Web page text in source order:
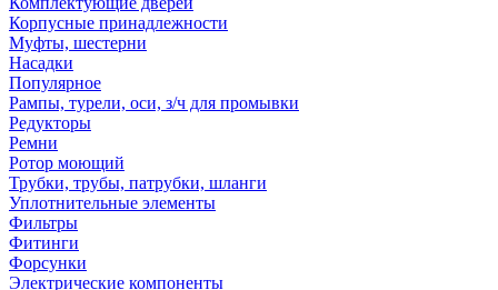
Корпусные принадлежности
Муфты, шестерни
Насадки
Популярное
Рампы, турели, оси, з/ч для промывки
Редукторы
Ремни
Ротор моющий
Трубки, трубы, патрубки, шланги
Уплотнительные элементы
Фильтры
Фитинги
Форсунки
Электрические компоненты